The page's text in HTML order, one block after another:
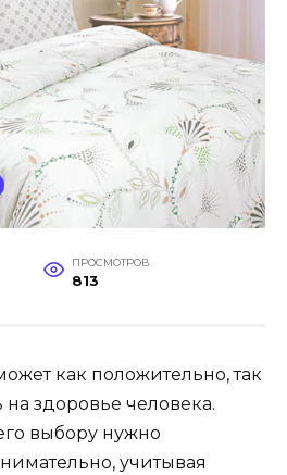
ПРОСМОТРОВ
813
как положительно, так
на здоровье человека.
выбору нужно
учитывая